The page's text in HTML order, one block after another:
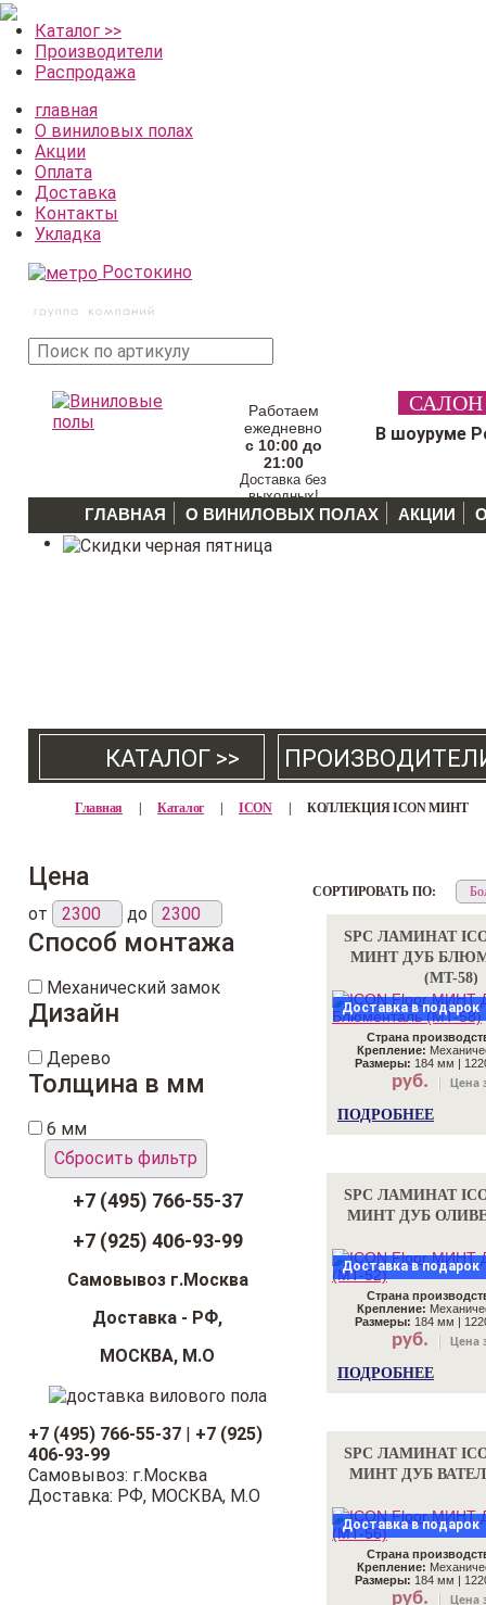
Каталог >>
Производители
Распродажа
главная
О виниловых полах
Акции
Оплата
Доставка
Контакты
Укладка
Ростокино
товара
Работаем
ежедневно
с 10:00 до
21:00
Доставка без
выходных!
В шоуруме
ГЛАВНАЯ О ВИНИЛОВЫХ ПОЛАХ АКЦИИ
КАТАЛОГ >>
Главная Каталог ICON КОЛЛЕКЦИЯ ICON МИНТ
СОРТИРОВАТЬ ПО:
SPC ЛАМИНАТ
МИНТ ДУБ
(MT-58)
Доставка в подарок
Страна
Крепление:
Размеры: 184 мм |
руб. Цена
ПОДРОБНЕЕ
SPC ЛАМИНАТ
МИНТ ДУБ
Доставка в подарок
Страна
Крепление:
Размеры: 184 мм |
руб. Цена
ПОДРОБНЕЕ
SPC ЛАМИНАТ
МИНТ ДУБ
Доставка в подарок
Страна
Крепление:
Размеры: 184 мм |
руб. Цена
Цена
от до
Способ монтажа
Механический замок
Дизайн
Дерево
Толщина в мм
6 мм
Сбросить фильтр
+7 (495) 766-55-37
+7 (925) 406-93-99
Самовывоз г.Москва
Доставка - РФ,
МОСКВА, М.О
+7 (495) 766-55-37 | +7 (925)
406-93-99
Самовывоз: г.Москва
Доставка: РФ, МОСКВА, М.О